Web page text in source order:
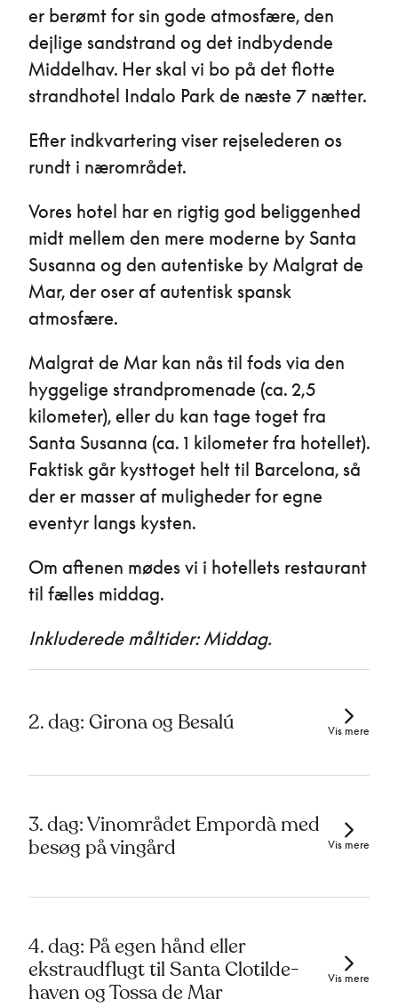
er berømt for sin gode atmosfære, den
dejlige sandstrand og det indbydende
Middelhav. Her skal vi bo på det flotte
strandhotel Indalo Park de næste 7 nætter.
Efter indkvartering viser rejselederen os
rundt i nærområdet.
Vores hotel har en rigtig god beliggenhed
midt mellem den mere moderne by Santa
Susanna og den autentiske by Malgrat de
Mar, der oser af autentisk spansk
atmosfære.
Malgrat de Mar kan nås til fods via den
hyggelige strandpromenade (ca. 2,5
kilometer), eller du kan tage toget fra
Santa Susanna (ca. 1 kilometer fra hotellet).
Faktisk går kysttoget helt til Barcelona, så
der er masser af muligheder for egne
eventyr langs kysten.
Om aftenen mødes vi i hotellets restaurant
til fælles middag.
Inkluderede måltider: Middag.
2. dag: Girona og Besalú Vis mere
3. dag: Vinområdet Empordà med
besøg på vingård
Vis mere
4. dag: På egen hånd eller
ekstraudflugt til Santa Clotilde-
haven og Tossa de Mar
Vis mere